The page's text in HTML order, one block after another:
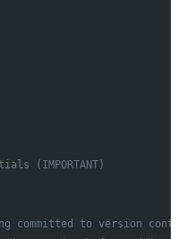
(IMPORTANT)
committed to version